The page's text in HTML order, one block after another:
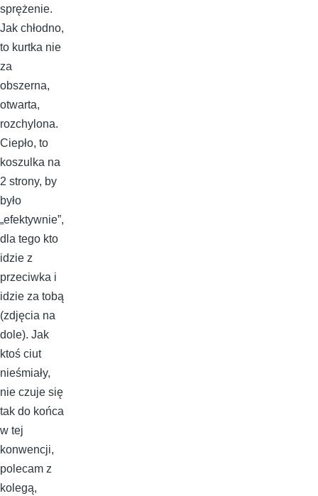
sprężenie.
Jak chłodno,
to kurtka nie
za
obszerna,
otwarta,
rozchylona.
Ciepło, to
koszulka na
2 strony, by
było
„efektywnie”,
dla tego kto
idzie z
przeciwka i
idzie za tobą
(zdjęcia na
dole). Jak
ktoś ciut
nieśmiały,
nie czuje się
tak do końca
w tej
konwencji,
polecam z
kolegą,